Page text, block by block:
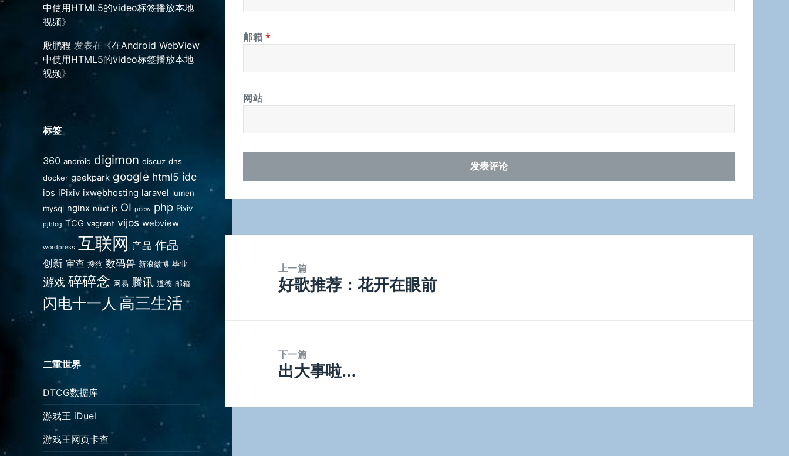
中使用HTML5的video标签播放本地
视频》
殷鹏程 发表在《在Android WebView
中使用HTML5的video标签播放本地
视频》
标签
360 android digimon discuz dns
docker geekpark google html5 idc
ios iPixiv ixwebhosting laravel lumen
mysql nginx nuxt.js OI pccw php Pixiv
pjblog TCG vagrant vijos webview
wordpress 互联网 产品 作品
创新 审查 搜狗 数码兽 新浪微博 毕业
游戏 碎碎念 网易 腾讯 道德 邮箱
闪电十一人 高三生活
二重世界
DTCG数据库
游戏王 iDuel
游戏王网页卡查
邮箱*
网站
上一篇
上
好歌推荐：花开在眼前
下一篇
下
文
出大事啦…